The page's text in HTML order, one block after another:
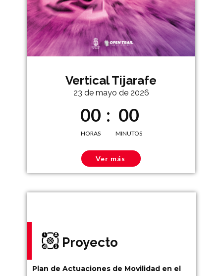
Vertical Tijarafe
23 de mayo de 2026
00
HORAS
: 00
MINUTOS
Ver más
Proyecto
Plan de Actuaciones de Movilidad en el